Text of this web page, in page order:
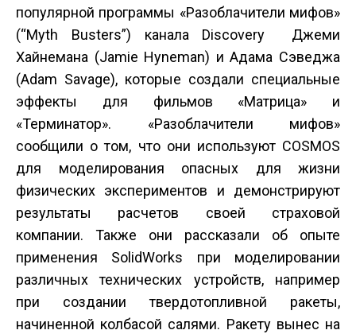
популярной программы «Разоблачители мифов»
(“Myth Busters”) канала Discovery Джеми
Хайнемана (Jamie Hyneman) и Адама Сэведжа
(Adam Savage), которые создали специальные
эффекты для фильмов «Матрица» и
«Терминатор». «Разоблачители мифов»
сообщили о том, что они используют COSMOS
для моделирования опасных для жизни
физических экспериментов и демонстрируют
результаты расчетов своей страховой
компании. Также они рассказали об опыте
применения SolidWorks при моделировании
различных технических устройств, например
при создании твердотопливной ракеты,
начиненной колбасой салями. Ракету вынес на